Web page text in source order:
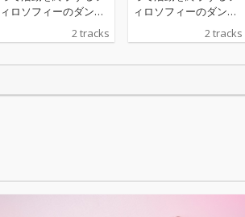
ィロソフィーのダン
2 tracks
ィロソフィーのダン
2 tracks